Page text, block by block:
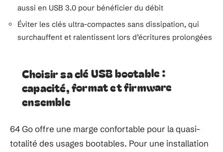
aussi en USB 3.0 pour bénéficier du débit
Éviter les clés ultra-compactes sans dissipation, qui
surchauffent et ralentissent lors d’écritures prolongées
Choisir sa clé USB bootable :
capacité, format et firmware
ensemble
64 Go offre une marge confortable pour la quasi-
totalité des usages bootables. Pour une installation